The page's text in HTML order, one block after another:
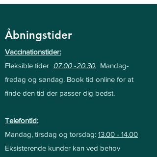
Åbningstider
Vaccinationstider:
Fleksible tider 07.00 -20.30. Mandag-
fredag og søndag. Book tid online for at
finde den tid der passer dig bedst.
Telefontid:
Mandag, tirsdag og torsdag: 13.00 - 14.00
Eksisterende kunder kan ved behov